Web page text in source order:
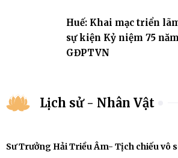
Huế: Khai mạc triển
sự kiện Kỷ niệm 75
GĐPTVN
Lịch sử - Nhân Vật
Sư Trưởng Hải Triều Âm- Tịch chiếu vô